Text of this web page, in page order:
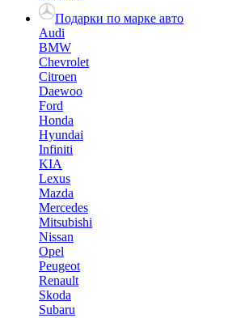
Подарки по марке авто
Audi
BMW
Chevrolet
Citroen
Daewoo
Ford
Honda
Hyundai
Infiniti
KIA
Lexus
Mazda
Mercedes
Mitsubishi
Nissan
Opel
Peugeot
Renault
Skoda
Subaru